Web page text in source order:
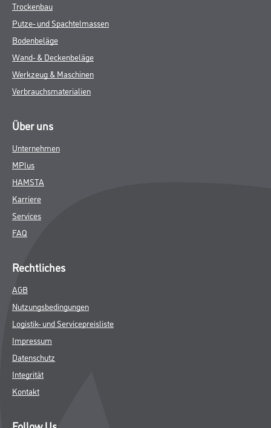
Trockenbau
Putze- und Spachtelmassen
Bodenbeläge
Wand- & Deckenbeläge
Werkzeug & Maschinen
Verbrauchsmaterialien
Über uns
Unternehmen
MPlus
HAMSTA
Karriere
Services
FAQ
Rechtliches
AGB
Nutzungsbedingungen
Logistik- und Servicepreisliste
Impressum
Datenschutz
Integrität
Kontakt